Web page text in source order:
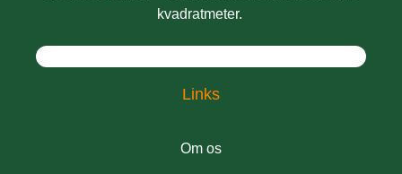
kvadratmeter.
Links
Om os